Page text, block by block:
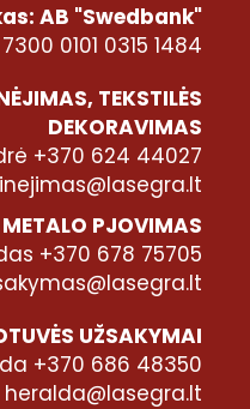
AB "Swedbank"
0101 0315 1484
TEKSTILĖS
DEKORAVIMAS
+370 624 44027
METALO PJOVIMAS
+370 678 75705
UŽSAKYMAI
+370 686 48350
heralda@lasegra.lt